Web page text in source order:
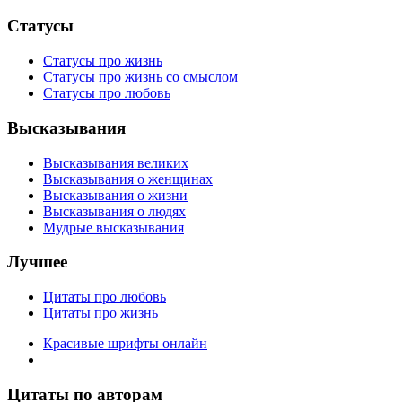
Статусы
Статусы про жизнь
Статусы про жизнь со смыслом
Статусы про любовь
Высказывания
Высказывания великих
Высказывания о женщинах
Высказывания о жизни
Высказывания о людях
Мудрые высказывания
Лучшее
Цитаты про любовь
Цитаты про жизнь
Красивые шрифты онлайн
Цитаты по авторам